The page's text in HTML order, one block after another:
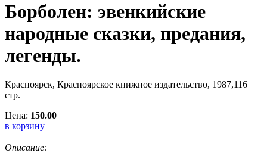
Борболен: эвенкийские
народные сказки, предания,
легенды.
Красноярск, Красноярское книжное издательство, 1987,116
стр.
Цена: 150.00
в корзину
Описание: